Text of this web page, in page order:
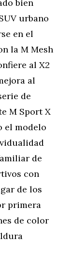
bien
urbano
en el
la M Mesh
al X2
al
de
M Sport X
el modelo
de
con
de los
primera
de color